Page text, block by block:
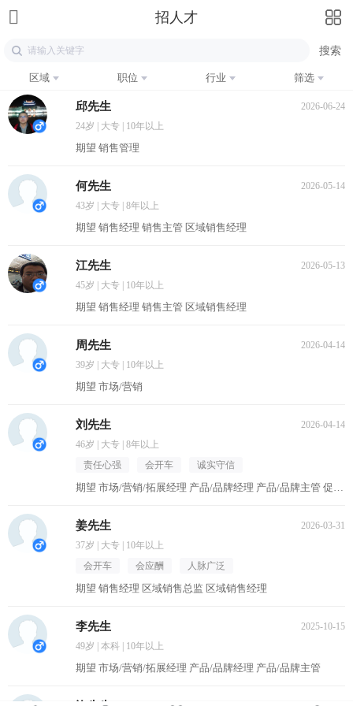
招人才
区域 职位 行业 筛选
邱先生
2026-06-24
24岁 | 大专 | 10年以上
期望 销售管理
何先生
2026-05-14
43岁 | 大专 | 8年以上
期望 销售经理 销售主管 区域销售经理
江先生
2026-05-13
45岁 | 大专 | 10年以上
期望 销售经理 销售主管 区域销售经理
周先生
2026-04-14
39岁 | 大专 | 10年以上
期望 市场/营销
刘先生
2026-04-14
46岁 | 大专 | 8年以上
责任心强
会开车 诚实守信
期望 市场/营销/拓展经理 产品/品牌经理 产品/品牌主管 促销主管/督导 区域销售经理
姜先生
2026-03-31
37岁 | 大专 | 10年以上
会开车
会应酬 人脉广泛
期望 销售经理 区域销售总监 区域销售经理
李先生
2025-10-15
49岁 | 本科 | 10年以上
期望 市场/营销/拓展经理 产品/品牌经理 产品/品牌主管